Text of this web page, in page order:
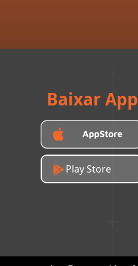
Baixar App
Play Store